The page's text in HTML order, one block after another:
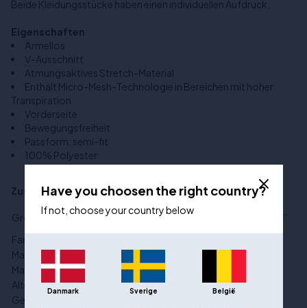
Beide Kleidungsstücke haben einen individuellen Aufdruck.
Eigenschaften
Ärmellos
V-Ausschnitt
Atmungsaktives Stretch-Material
Enthält Micro-Mesh-Technologie in Bereichen mit hoher
Transpiration
Vorderseite
Bewegungsfreiheit
Passform: semi-fit
100% Polyester
Zusätzliche Informationen
Größe:
5XS,4XS,3XS,
Farbe:
Material:
Markenname:
Joma
Altersgruppe:
Kinder,Erwachsene
Geschlecht:
Have you choosen the right country?
If not, choose your country below
Danmark Sverige België